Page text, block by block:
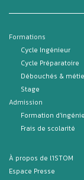
Formations
Cycle Ingénieur
Cycle Préparatoire
Débouchés &
Stage
Admission
Formation
Frais de scolarité
À propos de l'ISTOM
Espace Presse